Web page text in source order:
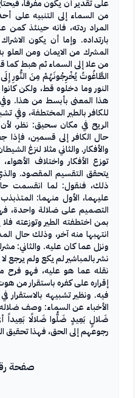
على تقدير أن يكون مفرقا،
من السماء إلى التنبيه على
المراد ردته، فانه حينئذ كمن
بارتداده. وإما أن يكون
المشرك من الايمان ومن العلو
من علا إلى السماء ثم هبط كما
الطَّاغُوتُ يُخْرِجُونَهُمْ مِنَ النُّورِ
النور وما دخلوه قط، ولكن
هذا المعنى بأبسط من هذا. وفي
للكافر بالطير المختطفة، وفي
الريح في مكان سحيق: نظر،
حال الكافر إلى قسمين، فإذا
والأفكار. والثاني مثلا لنزغ
توزع الأفكار واختلاف
يتحقق التقسيم المقصود.
ذلك، فنقول: لما انقسمت
عليهما، الأول منهما:
التصميم على ضلالة واحدة،
بمن اختطفته الطير وتوزعته
انتهبها منه آخر، وذلك حال
ونزل عما كان عليه. والثاني:
نشر بالمباشير لم يكع ولم يرجع
نقله عما هو عليه، فهو فرح
إقراره على كفره باستقرار من
فيه. ونظير تشبيهه بالاستقرار
الأخباء عن السماء: وصف ضلاله
ضَلالٍ بَعِيدٍ ضَلُّوا ضَلالًا
رجوعهم إلى الحق، فهذا تحقيق
صفحة رقم